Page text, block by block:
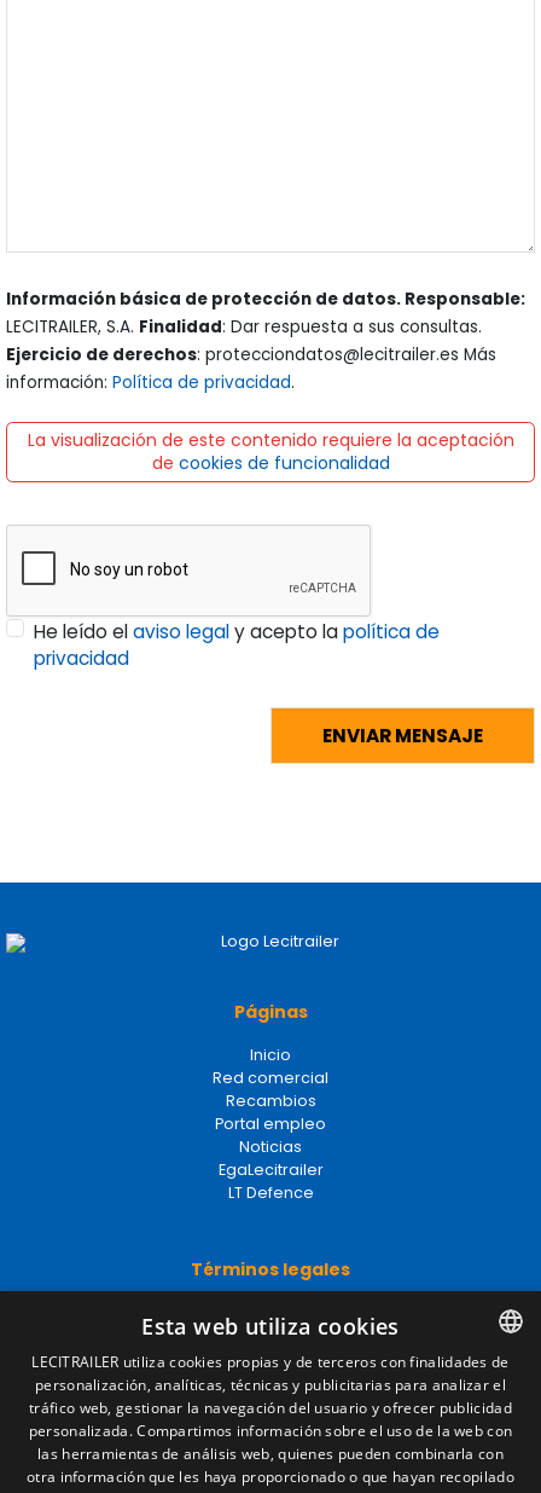
Información básica de protección de datos. Responsable:
LECITRAILER, S.A. Finalidad: Dar respuesta a sus consultas.
Ejercicio de derechos: protecciondatos@lecitrailer.es Más
información: Política de privacidad.
La visualización de este contenido requiere la aceptación
de cookies de funcionalidad
He leído elaviso legaly acepto lapolítica de
privacidad
Páginas
Inicio
Red comercial
Recambios
Portal empleo
Noticias
EgaLecitrailer
LT Defence
Términos legales
Política de privacidad
Política de cookies
Condiciones generales de venta
Gestionar cookies
Contacto
SPANISH
ENGLISH
FRENCH
Esta web utiliza cookies
LECITRAILER utiliza cookies propias y de terceros con finalidades de
personalización, analíticas, técnicas y publicitarias para analizar el
tráfico web, gestionar la navegación del usuario y ofrecer publicidad
personalizada. Compartimos información sobre el uso de la web con
las herramientas de análisis web, quienes pueden combinarla con
otra información que les haya proporcionado o que hayan recopilado